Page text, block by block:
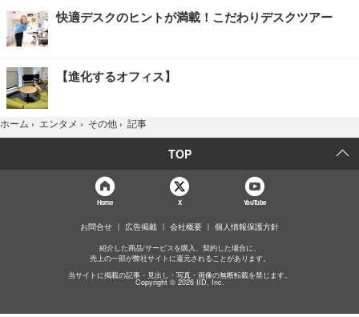
快適デスクのヒントが満載！こだわりデスクツアー
【進化するオフィス】
ホーム › エンタメ › その他 › 記事
TOP
Home X YouTube
お問合せ 広告掲載 会社概要 個人情報保護方針
紹介した商品/サービスを購入、契約した場合に、
売上の一部が弊社サイトに還元されることがあります。
当サイトに掲載の記事・見出し・写真・画像の無断転載を禁じます。
Copyright © 2026 IID, Inc.